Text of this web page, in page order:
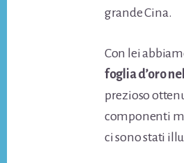
grande Cina.
Con lei
foglia d’oro
prezioso
componenti
ci sono stati